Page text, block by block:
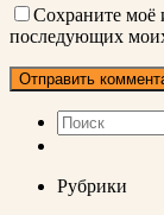
Сохраните моё
последующих
Рубрики